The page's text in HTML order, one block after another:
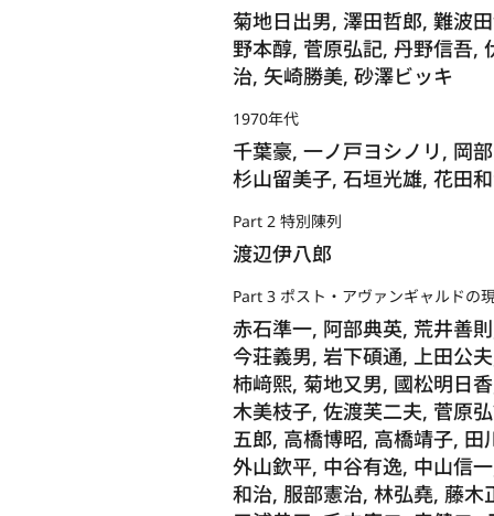
菊地日出男, 澤田哲郎, 難波
野本醇, 菅原弘記, 丹野信吾,
治, 矢崎勝美, 砂澤ビッキ
1970年代
千葉豪, 一ノ戸ヨシノリ, 岡
杉山留美子, 石垣光雄, 花田
Part 2 特別陳列
渡辺伊八郎
Part 3 ポスト・アヴァンギャルドの
赤石準一, 阿部典英, 荒井善
今荘義男, 岩下碩通, 上田公
柿﨑熙, 菊地又男, 國松明日
木美枝子, 佐渡芙二夫, 菅原
五郎, 高橋博昭, 高橋靖子,
外山欽平, 中谷有逸, 中山信
和治, 服部憲治, 林弘堯, 藤